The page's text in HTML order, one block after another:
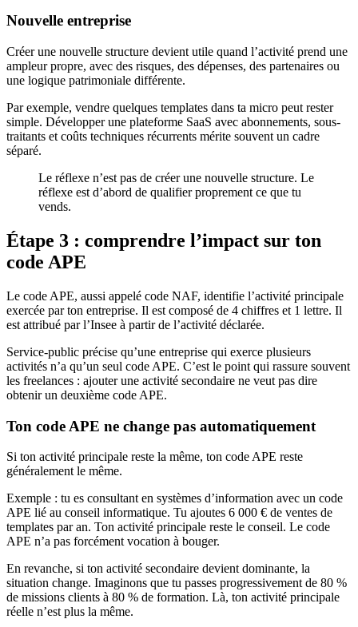
Nouvelle entreprise
Créer une nouvelle structure devient utile quand l’activité prend une
ampleur propre, avec des risques, des dépenses, des partenaires ou
une logique patrimoniale différente.
Par exemple, vendre quelques templates dans ta micro peut rester
simple. Développer une plateforme SaaS avec abonnements, sous-
traitants et coûts techniques récurrents mérite souvent un cadre
séparé.
Le réflexe n’est pas de créer une nouvelle structure. Le
réflexe est d’abord de qualifier proprement ce que tu
vends.
Étape 3 : comprendre l’impact sur ton
code APE
Le code APE, aussi appelé code NAF, identifie l’activité principale
exercée par ton entreprise. Il est composé de 4 chiffres et 1 lettre. Il
est attribué par l’Insee à partir de l’activité déclarée.
Service-public précise qu’une entreprise qui exerce plusieurs
activités n’a qu’un seul code APE. C’est le point qui rassure souvent
les freelances : ajouter une activité secondaire ne veut pas dire
obtenir un deuxième code APE.
Ton code APE ne change pas automatiquement
Si ton activité principale reste la même, ton code APE reste
généralement le même.
Exemple : tu es consultant en systèmes d’information avec un code
APE lié au conseil informatique. Tu ajoutes 6 000 € de ventes de
templates par an. Ton activité principale reste le conseil. Le code
APE n’a pas forcément vocation à bouger.
En revanche, si ton activité secondaire devient dominante, la
situation change. Imaginons que tu passes progressivement de 80 %
de missions clients à 80 % de formation. Là, ton activité principale
réelle n’est plus la même.